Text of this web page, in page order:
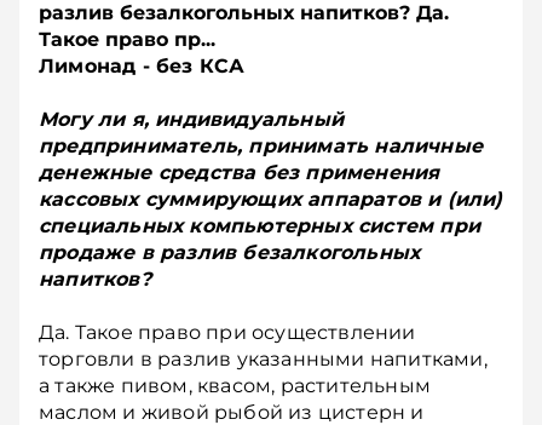
разлив безалкогольных напитков? Да.
Такое право пр...
Лимонад - без КСА
Могу ли я, индивидуальный
предприниматель, принимать наличные
денежные средства без применения
кассовых суммирующих аппаратов и (или)
специальных компьютерных систем при
продаже в разлив безалкогольных
напитков?
Да. Такое право при осуществлении
торговли в разлив указанными напитками,
а также пивом, квасом, растительным
маслом и живой рыбой из цистерн и